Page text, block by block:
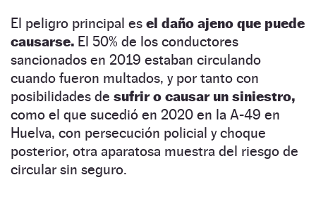
El peligro principal es el daño ajeno que puede
causarse. El 50% de los conductores
sancionados en 2019 estaban circulando
cuando fueron multados, y por tanto con
posibilidades de sufrir o causar un siniestro,
como el que sucedió en 2020 en la A-49 en
Huelva, con persecución policial y choque
posterior, otra aparatosa muestra del riesgo de
circular sin seguro.